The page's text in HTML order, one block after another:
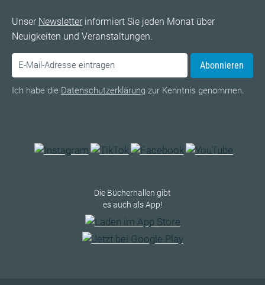
Unser Newsletterinformiert Sie jeden Monat über
Neuigkeiten und Veranstaltungen.
Abonnieren
Ich habe die Datenschutzerklärung zur Kenntnis genommen.
Die Bücherhallen gibt
es auch als App!